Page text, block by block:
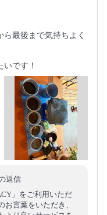
最後まで気持ちよく
です！
返信
」をご利用いただ
お言葉をいただき、